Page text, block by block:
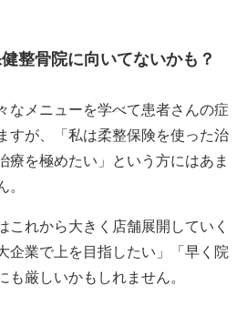
整骨院に向いてないかも？
なメニューを学べて患者さんの症
すが、「私は柔整保険を使った治
療を極めたい」という方にはあま
これから大きく店舗展開していく
企業で上を目指したい」「早く院
厳しいかもしれません。